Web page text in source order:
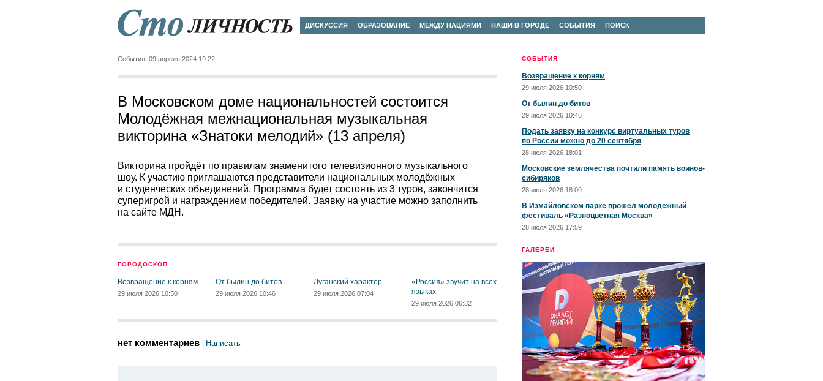
ДИСКУССИЯ ОБРАЗОВАНИЕ МЕЖДУ НАЦИЯМИ НАШИ В ГОРОДЕ СОБЫТИЯ ПОИСК
СОБЫТИЯ
Возвращение к корням
29 июля 2026 10:50
От былин до битов
29 июля 2026 10:46
Подать заявку на конкурс виртуальных туров
по России можно до 20 сентября
28 июля 2026 18:01
Московские землячества почтили память воинов-
сибиряков
28 июля 2026 18:00
В Измайловском парке прошёл молодёжный
фестиваль «Разноцветная Москва»
28 июля 2026 17:59
ГАЛЕРЕИ
События 09 апреля 2024 19:22
В Московском доме национальностей состоится
Молодёжная межнациональная музыкальная
викторина «Знатоки мелодий» (13 апреля)
Викторина пройдёт по правилам знаменитого телевизионного музыкального
шоу. К участию приглашаются представители национальных молодёжных
и студенческих объединений. Программа будет состоять из 3 туров, закончится
суперигрой и награждением победителей. Заявку на участие можно заполнить
на сайте МДН.
ГОРОДОСКОП
Возвращение к корням
29 июля 2026 10:50
От былин до битов
29 июля 2026 10:46
Луганский характер
29 июля 2026 07:04
«Россия» звучит на всех
языках
29 июля 2026 06:32
нет комментариев Написать